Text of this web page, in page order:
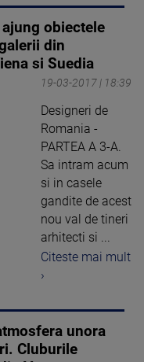
ajung obiectele
din
si Suedia
19-03-2017 | 18:39
Designeri de
Romania -
PARTEA A 3-A.
Sa intram acum
si in casele
gandite de acest
nou val de tineri
arhitecti si ...
Citeste mai mult
›
unora
Cluburile